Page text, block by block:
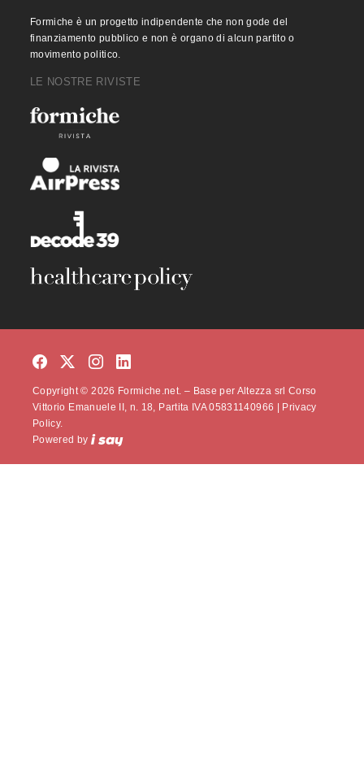
Formiche è un progetto indipendente che non gode del
finanziamento pubblico e non è organo di alcun partito o
movimento politico.
LE NOSTRE RIVISTE
Copyright © 2026 Formiche.net. – Base per Altezza srl Corso
Vittorio Emanuele II, n. 18, Partita IVA 05831140966 |
Privacy
Policy.
Powered by